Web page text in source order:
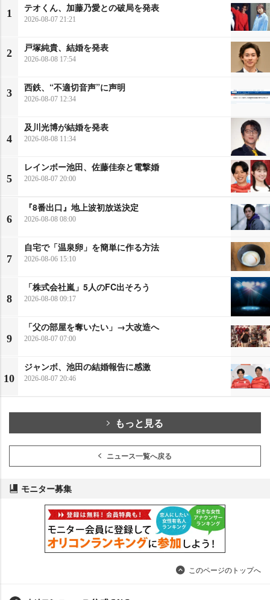
1
テオくん、加藤乃愛との破局を発表
2026-08-07 21:21
2
戸塚純貴、結婚を発表
2026-08-08 17:54
3
西鉄、“不適切音声”に声明
2026-08-07 12:34
4
及川光博が結婚を発表
2026-08-08 11:34
5
レインボー池田、佐藤佳奈と電撃婚
2026-08-07 20:00
6
『8番出口』地上波初放送決定
2026-08-08 08:00
7
自宅で「温泉卵」を簡単に作る方法
2026-08-06 15:10
8
「株式会社嵐」5人のFC出そろう
2026-08-08 09:17
9
「父の部屋を奪いたい」→大改造へ
2026-08-07 07:00
10
ジャンボ、池田の結婚報告に感激
2026-08-07 20:46
もっと見る
ニュース一覧へ戻る
モニター募集
このページのトップへ